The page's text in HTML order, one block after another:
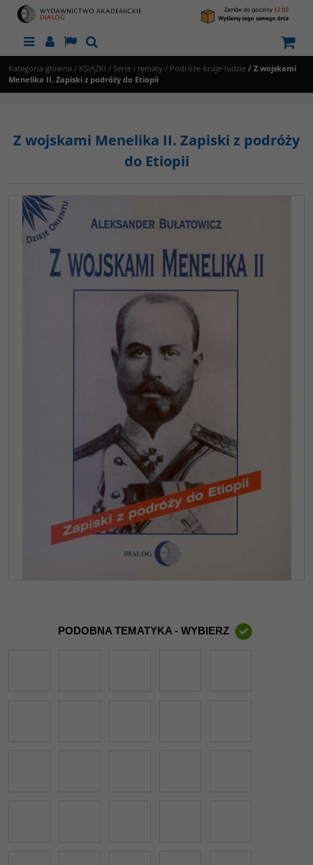
MenuPanelLangSzukaj
Kategoria główna / KSIĄŻKI / Serie i tematy / Podróże-kraje-ludzie / Z wojskami
Menelika II. Zapiski z podróży do Etiopii
Z wojskami Menelika II. Zapiski z podróży
do Etiopii
PODOBNA TEMATYKA - WYBIERZ